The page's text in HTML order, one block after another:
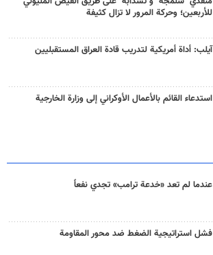
للأربعين؛ وحركة المرور لا تزال كثيفة
آيلب: أداة أمريكية لتدريب قادة العراق المستقبليين
استدعاء القائم بالأعمال الأوكراني إلى وزارة الخارجية
عندما لم تعد «خدعة ترامب» تجدي نفعاً
فشل استراتيجية الضغط ضد محور المقاومة